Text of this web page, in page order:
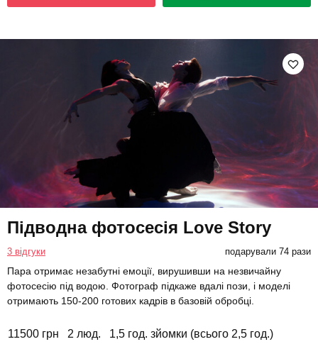
Підводна фотосесія Love Story
3 відгуки подарували 74 рази
Пара отримає незабутні емоції, вирушивши на незвичайну
фотосесію під водою. Фотограф підкаже вдалі пози, і моделі
отримають 150-200 готових кадрів в базовій обробці.
11500 грн 2 люд. 1,5 год. зйомки (всього 2,5 год.)